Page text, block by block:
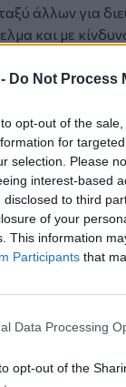
Do Not Process
opt-out of the
for
selection. Please
interest-based
disclosed to third
of your
This information
Participants that
Data Processing
opt-out of the
άλλων για
και με
σωματικές
οι
παραβίαση
στον 2ο
και
του
Καμπανού
για την